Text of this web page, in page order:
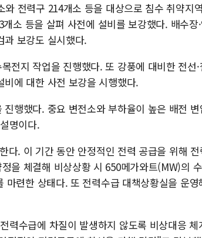
전력구 214개소 등을 대상으로 침수 취약지
소 등을 살펴 사전에 설비를 보강했다. 배수장
과 보강도 실시했다.
전지 작업을 진행했다. 또 강풍에 대비한 전선·
에 대한 사전 보강을 시행했다.
행했다. 중요 변전소와 부하율이 높은 배전 변
명이다.
다. 이 기간 동안 안정적인 전력 공급을 위해 전
을 체결해 비상상황 시 650메가와트(MW)의
련한 상태다. 또 전력수급 대책상황실을 운영
력수급에 차질이 발생하지 않도록 비상대응 체